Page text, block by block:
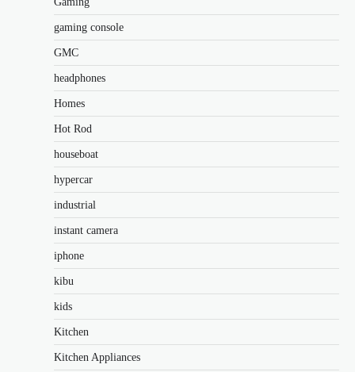
gaming console
GMC
headphones
Homes
Hot Rod
houseboat
hypercar
industrial
instant camera
iphone
kibu
kids
Kitchen
Kitchen Appliances